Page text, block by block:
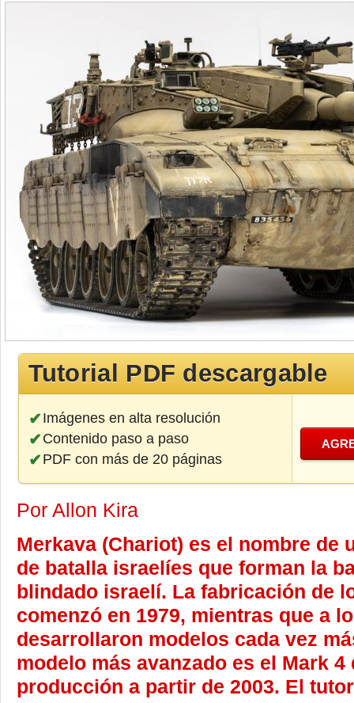
Tutorial PDF descargable
Imágenes en alta resolución
Contenido paso a paso
PDF con más de 20 páginas
Por Allon Kira
Merkava (Chariot) es el nombre de
de batalla israelíes que forman la
blindado israelí. La fabricación de
comenzó en 1979, mientras que a
desarrollaron modelos cada vez
modelo más avanzado es el Mark 4
producción a partir de 2003. El